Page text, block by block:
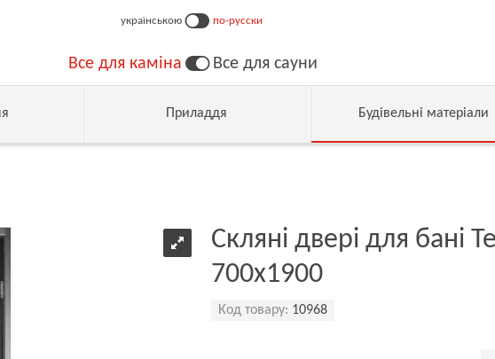
українською по-русски
Все для каміна Все для сауни
Приладдя Будівельні матеріали
Скляні двері для бані
700х1900
Код товару: 10968